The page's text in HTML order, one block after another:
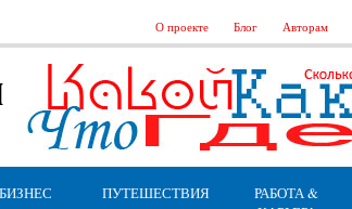
О проекте Блог Авторам
БИЗНЕС ПУТЕШЕСТВИЯ
РАБОТА &